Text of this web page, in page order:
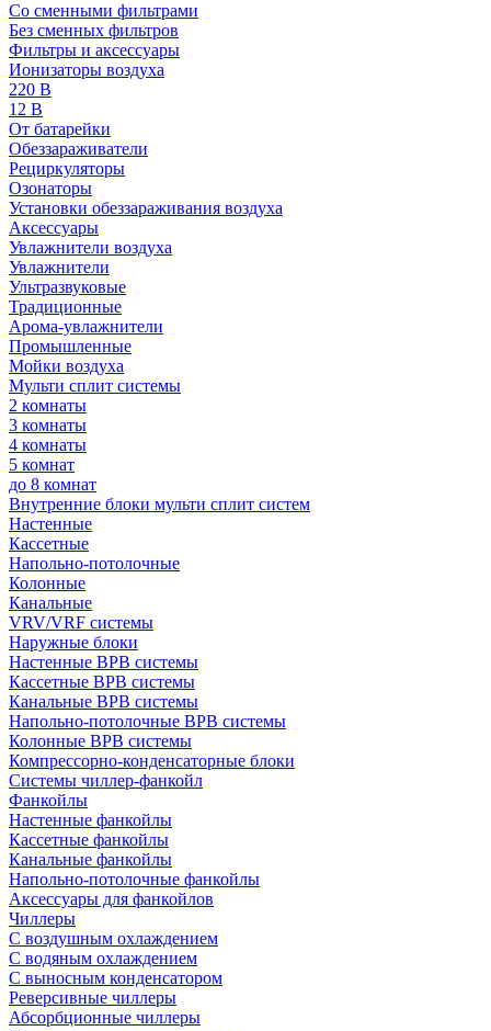
Cо сменными фильтрами
Без сменных фильтров
Фильтры и аксессуары
Ионизаторы воздуха
220 В
12 В
От батарейки
Обеззараживатели
Рециркуляторы
Озонаторы
Установки обеззараживания воздуха
Аксессуары
Увлажнители воздуха
Увлажнители
Ультразвуковые
Традиционные
Арома-увлажнители
Промышленные
Мойки воздуха
Мульти сплит системы
2 комнаты
3 комнаты
4 комнаты
5 комнат
до 8 комнат
Внутренние блоки мульти сплит систем
Настенные
Кассетные
Напольно-потолочные
Колонные
Канальные
VRV/VRF системы
Наружные блоки
Настенные ВРВ системы
Кассетные ВРВ системы
Канальные ВРВ системы
Напольно-потолочные ВРВ системы
Колонные ВРВ системы
Компрессорно-конденсаторные блоки
Системы чиллер-фанкойл
Фанкойлы
Настенные фанкойлы
Кассетные фанкойлы
Канальные фанкойлы
Напольно-потолочные фанкойлы
Аксессуары для фанкойлов
Чиллеры
С воздушным охлаждением
С водяным охлаждением
С выносным конденсатором
Реверсивные чиллеры
Абсорбционные чиллеры